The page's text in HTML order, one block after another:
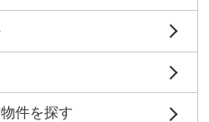
件を探す